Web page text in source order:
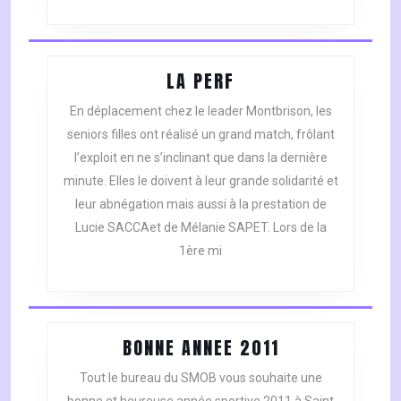
LA PERF
PERF
En déplacement chez le leader Montbrison, les
seniors filles ont réalisé un grand match, frôlant
l’exploit en ne s’inclinant que dans la dernière
minute. Elles le doivent à leur grande solidarité et
leur abnégation mais aussi à la prestation de
Lucie SACCAet de Mélanie SAPET. Lors de la
1ère mi
BONNE ANNEE 2011
ANNEE
2011
Tout le bureau du SMOB vous souhaite une